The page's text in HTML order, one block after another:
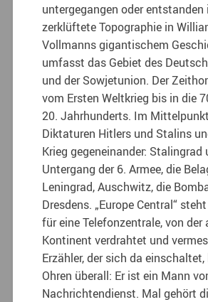
untergegangen oder entstanden
zerklüftete Topographie in
Vollmanns gigantischem
umfasst das Gebiet des
und der Sowjetunion. Der
vom Ersten Weltkrieg bis in die
20. Jahrhunderts. Im
Diktaturen Hitlers und Stalins
Krieg gegeneinander: Stalingrad
Untergang der 6. Armee, die
Leningrad, Auschwitz, die
Dresdens. „Europe Central“
für eine Telefonzentrale, von der
Kontinent verdrahtet und
Erzähler, der sich da
Ohren überall: Er ist ein Mann
Nachrichtendienst. Mal gehört